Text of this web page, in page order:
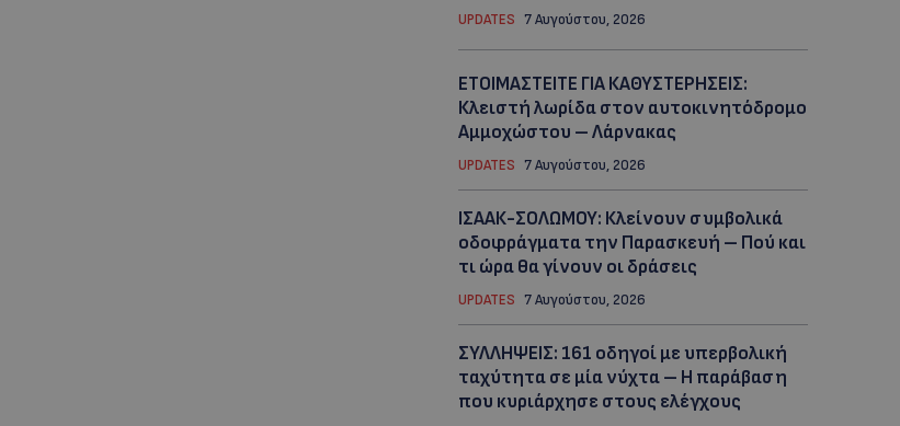
UPDATES 7 Αυγούστου, 2026
ΕΤΟΙΜΑΣΤΕΙΤΕ ΓΙΑ ΚΑΘΥΣΤΕΡΗΣΕΙΣ:
Κλειστή λωρίδα στον αυτοκινητόδρομο
Αμμοχώστου – Λάρνακας
UPDATES 7 Αυγούστου, 2026
ΙΣΑΑΚ-ΣΟΛΩΜΟΥ: Κλείνουν συμβολικά
οδοφράγματα την Παρασκευή – Πού και
τι ώρα θα γίνουν οι δράσεις
UPDATES 7 Αυγούστου, 2026
ΣΥΛΛΗΨΕΙΣ: 161 οδηγοί με υπερβολική
ταχύτητα σε μία νύχτα – Η παράβαση
που κυριάρχησε στους ελέγχους